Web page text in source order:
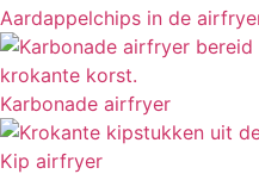
Aardappelchips in de
Karbonade airfryer
Kip airfryer